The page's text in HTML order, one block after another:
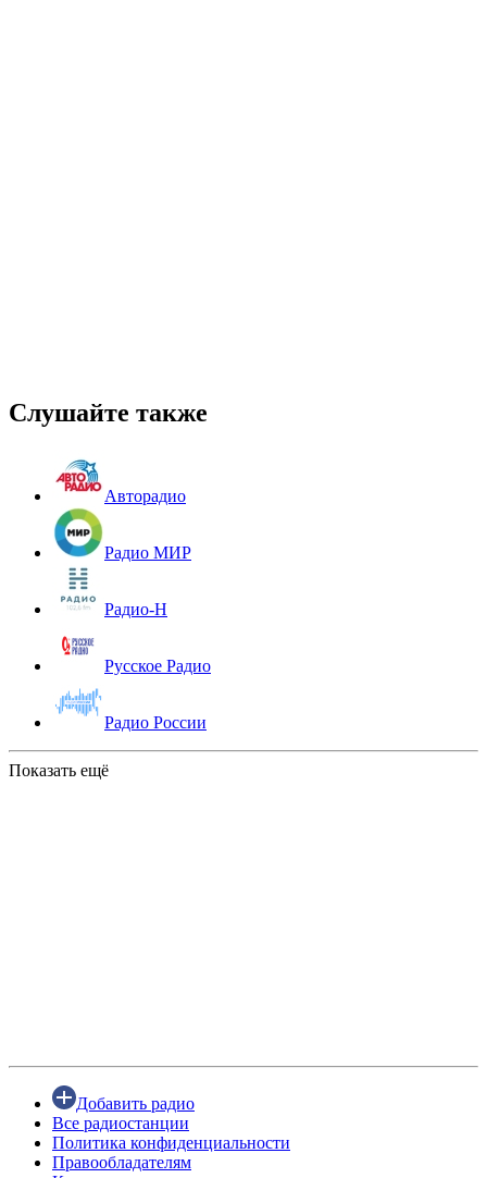
Слушайте также
Авторадио
Радио МИР
Радио-Н
Русское Радио
Радио России
Показать ещё
Добавить радио
Все радиостанции
Политика конфиденциальности
Правообладателям